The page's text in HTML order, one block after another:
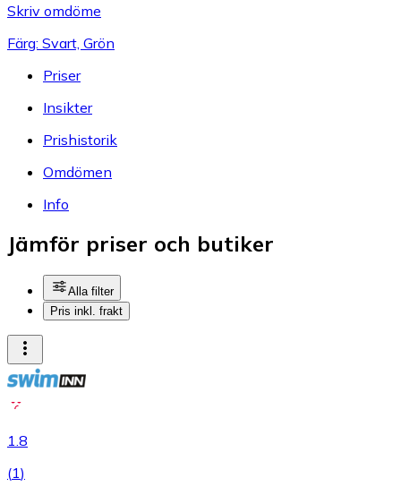
Skriv omdöme
Färg: Svart, Grön
Priser
Insikter
Prishistorik
Omdömen
Info
Jämför priser och butiker
Alla filter
Pris inkl. frakt
1.8
(1)